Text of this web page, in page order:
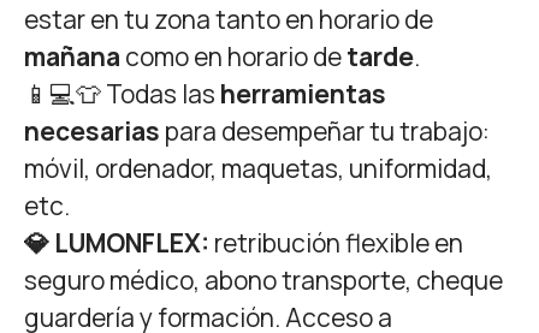
estar en tu zona tanto en horario de
mañana como en horario detarde.
📱💻👕 Todas las herramientas
necesarias para desempeñar tu trabajo:
móvil, ordenador, maquetas, uniformidad,
etc.
💎 LUMONFLEX: retribución flexible en
seguro médico, abono transporte, cheque
guardería y formación. Acceso a